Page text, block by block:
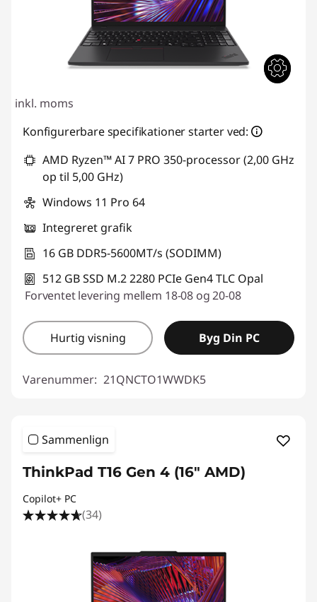
inkl. moms
Konfigurerbare specifikationer starter ved:
AMD Ryzen™ AI 7 PRO 350-processor (2,00 GHz
op til 5,00 GHz)
Windows 11 Pro 64
Integreret grafik
16 GB DDR5-5600MT/s (SODIMM)
512 GB SSD M.2 2280 PCIe Gen4 TLC Opal
Forventet levering mellem 18-08 og 20-08
Hurtig visning Byg Din PC
Varenummer: 21QNCTO1WWDK5
Sammenlign
ThinkPad T16 Gen 4 (16" AMD)
Copilot+ PC
(34)